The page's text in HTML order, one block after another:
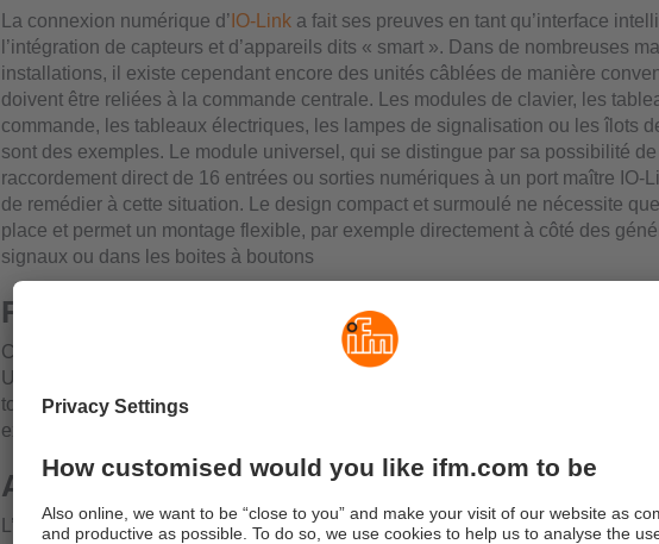
La connexion numérique d’ IO-Linka fait ses preuves en tant qu’interface
l’intégration de capteurs et d’appareils dits « smart ». Dans de nombreuses
installations, il existe cependant encore des unités câblées de manière
doivent être reliées à la commande centrale. Les modules de clavier, les
commande, les tableaux électriques, les lampes de signalisation ou les îlots
sont des exemples. Le module universel, qui se distingue par sa possibilité de
raccordement direct de 16 entrées ou sorties numériques à un port maître IO-
de remédier à cette situation. Le design compact et surmoulé ne nécessite
place et permet un montage flexible, par exemple directement à côté des
signaux ou dans les boites à boutons
Raccordement facile
Chacun des 16 fils de raccordement peut être utilisé comme entrée ou sortie.
Une configuration spéciale n’est pas nécessaire, car l’état du signal de la
toujours renvoyé à l’entrée. Si le raccordement n’est pas utilisé comme sortie,
externe peut être saisi ici comme signal d’entrée.
Alimentation en tension pour actionneurs
L’alimentation en tension du module est assurée par un maître IO-Link de port